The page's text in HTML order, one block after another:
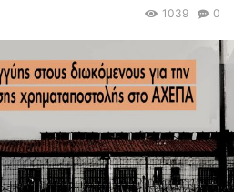
0
1039